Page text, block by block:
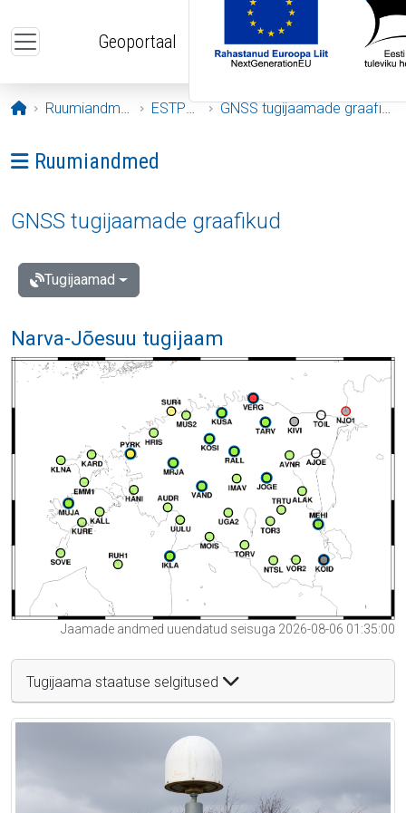
Geoportaal
Avaleht
Ruumiandmed ESTPOS GNSS tugijaamade graafikud
Ava menüü: Ruumiandmed
Ruumiandmed
GNSS tugijaamade graafikud
Tugijaamad
Narva-Jõesuu tugijaam
Jaamade andmed uuendatud seisuga 2026-08-06 01:35:00
Tugijaama staatuse selgitused